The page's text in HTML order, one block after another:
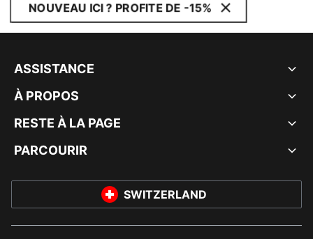
NOUVEAU ICI ? PROFITE DE -15%
ASSISTANCE
À PROPOS
RESTE À LA PAGE
PARCOURIR
SWITZERLAND